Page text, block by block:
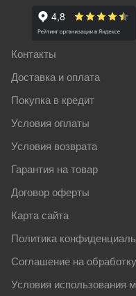
Контакты
Доставка и оплата
Покупка в кредит
Условия оплаты
Условия возврата
Гарантия на товар
Договор оферты
Карта сайта
Политика
Соглашение на
Условия использования